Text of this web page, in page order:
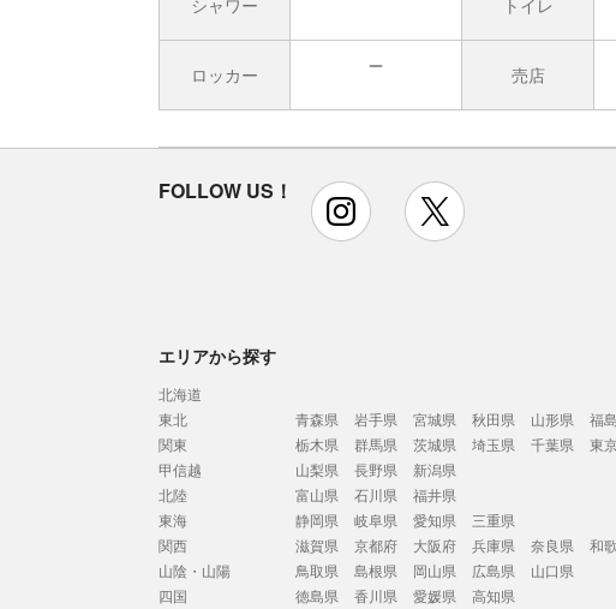
シャワー トイレ
ロッカー 売店
FOLLOW US！ instagram
エリアから探す
北海道
東北
青森県 岩手県 宮城県 秋田県 山形県
福
関東
栃木県 群馬県 茨城県 埼玉県 千葉県 東
甲信越
山梨県 長野県
新潟県
北陸
富山県 石川県
福井県
東海
静岡県 岐阜県 愛知県
三重県
関西
滋賀県 京都府 大阪府 兵庫県 奈良県
和
山陰・山陽
鳥取県 島根県 岡山県 広島県
山口県
四国
徳島県 香川県 愛媛県
高知県